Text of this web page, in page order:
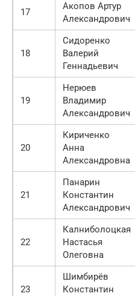
17
Акопов Артур
Александрович
18
Сидоренко
Валерий
Геннадьевич
19
Нерюев
Владимир
Александрович
20
Кириченко
Анна
Александровна
21
Панарин
Константин
Александрович
22
Калниболоцкая
Настасья
Олеговна
23
Шимбирёв
Константин